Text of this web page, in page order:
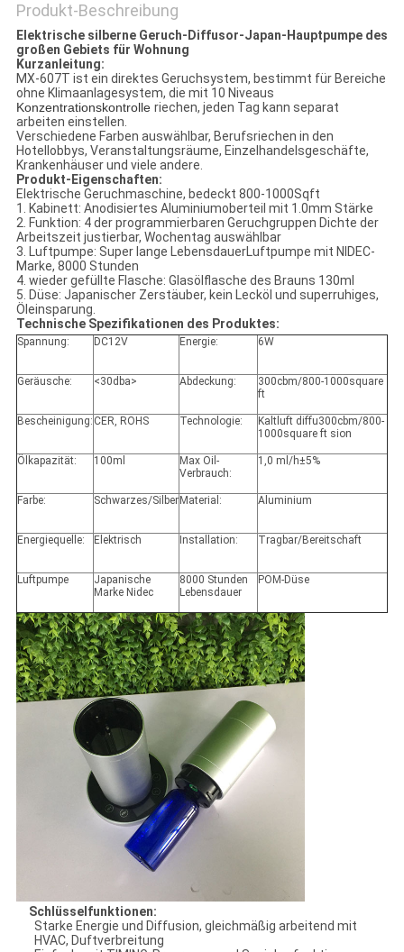
Produkt-Beschreibung
Elektrische silberne Geruch-Diffusor-Japan-Hauptpumpe des
großen Gebiets für Wohnung
Kurzanleitung:
MX-607T ist ein direktes Geruchsystem, bestimmt für Bereiche
ohne Klimaanlagesystem, die mit 10 Niveaus
Konzentrationskontrolle riechen, jeden Tag kann separat
arbeiten einstellen.
Verschiedene Farben auswählbar, Berufsriechen in den
Hotellobbys, Veranstaltungsräume, Einzelhandelsgeschäfte,
Krankenhäuser und viele andere.
Produkt-Eigenschaften:
Elektrische Geruchmaschine, bedeckt 800-1000Sqft
1. Kabinett: Anodisiertes Aluminiumoberteil mit 1.0mm Stärke
2. Funktion: 4 der programmierbaren Geruchgruppen Dichte der
Arbeitszeit justierbar, Wochentag auswählbar
3. Luftpumpe: Super lange LebensdauerLuftpumpe mit NIDEC-
Marke, 8000 Stunden
4. wieder gefüllte Flasche: Glasölflasche des Brauns 130ml
5. Düse: Japanischer Zerstäuber, kein Lecköl und superruhiges,
Öleinsparung.
Technische Spezifikationen des Produktes:
Spannung: DC12V Energie: 6W
Geräusche: <30dba> Abdeckung:
300cbm/800-1000square
ft
Bescheinigung: CER, ROHS Technologie:
Kaltluft diffu300cbm/800-
1000square ft sion
Ölkapazität: 100ml
Max Oil-
Verbrauch:
1,0 ml/h±5%
Farbe: Schwarzes/Silber Material: Aluminium
Energiequelle: Elektrisch Installation: Tragbar/Bereitschaft
Luftpumpe
Japanische
Marke Nidec
8000 Stunden
Lebensdauer
POM-Düse
Schlüsselfunktionen:
Starke Energie und Diffusion, gleichmäßig arbeitend mit
HVAC, Duftverbreitung